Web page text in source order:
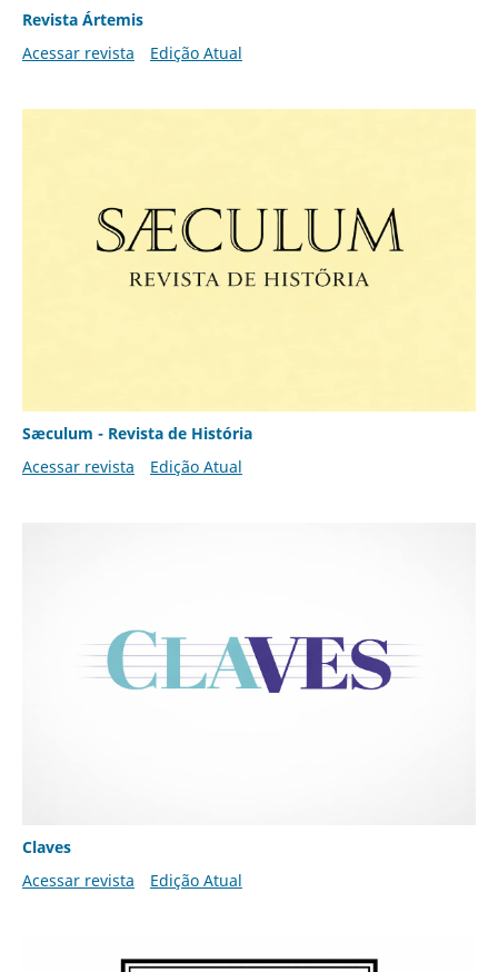
Revista Ártemis
Acessar revista
Edição Atual
Sæculum - Revista de História
Acessar revista
Edição Atual
Claves
Acessar revista
Edição Atual